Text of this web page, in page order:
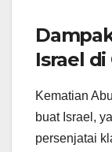
Israel di
Kematian
buat Israel,
persenjatai